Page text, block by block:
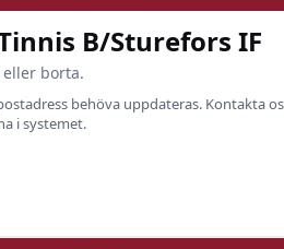
B/Sturefors IF
borta.
behöva uppdateras. Kontakta
i systemet.